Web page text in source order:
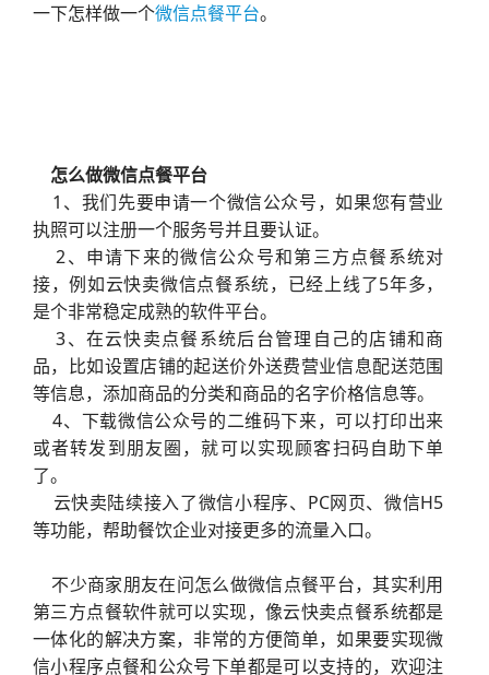
一下怎样做一个微信点餐平台。
怎么做微信点餐平台
1、我们先要申请一个微信公众号，如果您有营业
执照可以注册一个服务号并且要认证。
2、申请下来的微信公众号和第三方点餐系统对
接，例如云快卖微信点餐系统，已经上线了5年多，
是个非常稳定成熟的软件平台。
3、在云快卖点餐系统后台管理自己的店铺和商
品，比如设置店铺的起送价外送费营业信息配送范围
等信息，添加商品的分类和商品的名字价格信息等。
4、下载微信公众号的二维码下来，可以打印出来
或者转发到朋友圈，就可以实现顾客扫码自助下单
了。
云快卖陆续接入了微信小程序、PC网页、微信H5
等功能，帮助餐饮企业对接更多的流量入口。
不少商家朋友在问怎么做微信点餐平台，其实利用
第三方点餐软件就可以实现，像云快卖点餐系统都是
一体化的解决方案，非常的方便简单，如果要实现微
信小程序点餐和公众号下单都是可以支持的，欢迎注